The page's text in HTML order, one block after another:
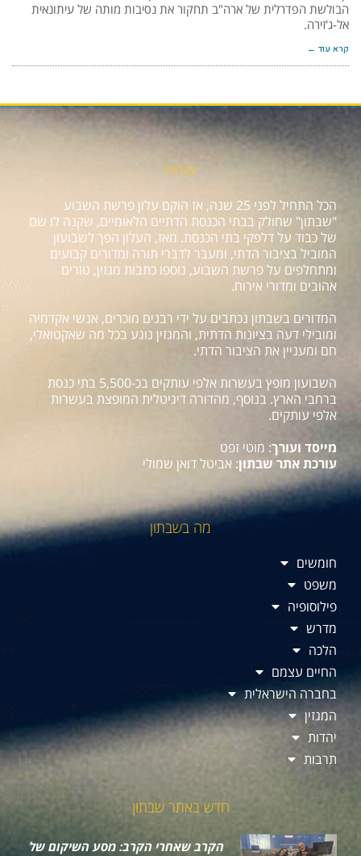
הבולשת הפדרלית של ארה"ב תחקור את נסיבות מותה של עיתונאית
אל-ג'זירה.
קרא עוד ←
אודות
הכל התחיל לפני 25 שנה, אז הוקם עלון פרשת השבוע
"שבתון" שחולק בבתי הכנסת הדתיים הלאומיים, שקנה לו שם
של כבוד על דלפקי בתי הכנסת. מאז, העלון הפך לשבועון
המוביל בציבור הדתי, ומעבר לדברי תורה ומדורים קבועים
ומתחלפים על פרשת השבוע, נוספו כתבות מגזין, טורים
אהובים ומדורי אירוח.
המדורים בשבתון נכתבים על ידי רבנים מוכרים, אנשי אקדמיה
ומובילי דעה בציונות הדתית, והמגזין נוגע בכל מה שאקטואלי,
חם ומעניין את הציבור הדתי.
השבועון מופץ בעשרות אלפי עותקים בכ-5,500 בתי כנסת
ברחבי הארץ. בנוסף, מהדורה דיגיטלית המופצת בעשרות
אלפי עותקים.
מייסד ועורך: מוטי זפט
עורכת אתר שבתון: אביטל דואן שמולי
מה בשבתון
חומשים
משפט
פילוסופיה
מדרש
הלכה
החיים עצמם
בחברה הישראלית
המגזין
יהדות
תרבות
חדש באתר שבתון
הקרב שאחרי הקרב: מסע השיקום של